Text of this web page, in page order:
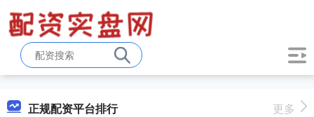
正规配资平台排行 更多